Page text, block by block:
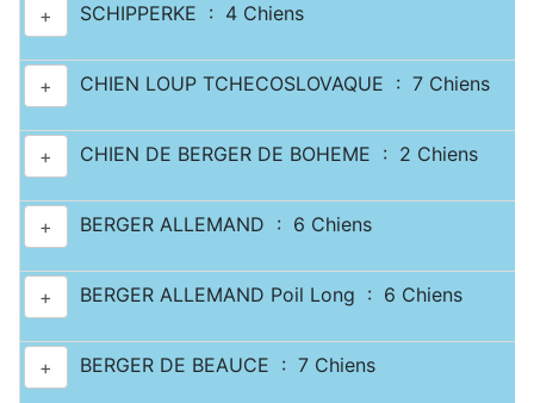
+ SCHIPPERKE : 4 Chiens
+ CHIEN LOUP TCHECOSLOVAQUE : 7 Chiens
+ CHIEN DE BERGER DE BOHEME : 2 Chiens
+ BERGER ALLEMAND : 6 Chiens
+ BERGER ALLEMAND Poil Long : 6 Chiens
+ BERGER DE BEAUCE : 7 Chiens